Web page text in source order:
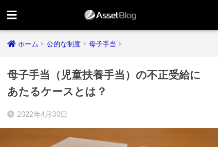
ホーム 公的な制度 母子手当
母子手当（児童扶養手当）の不正受給に
あたるケースとは？
2022年4月30日